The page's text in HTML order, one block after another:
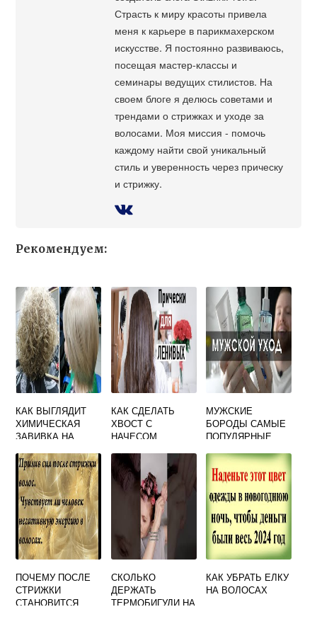
Страсть к миру красоты привела
меня к карьере в парикмахерском
искусстве. Я постоянно развиваюсь,
посещая мастер-классы и
семинары ведущих стилистов. На
своем блоге я делюсь советами и
трендами о стрижках и уходе за
волосами. Моя миссия - помочь
каждому найти свой уникальный
стиль и уверенность через прическу
и стрижку.
Рекомендуем:
КАК ВЫГЛЯДИТ
ХИМИЧЕСКАЯ
ЗАВИВКА НА
ВОЛОСЫ
КАК СДЕЛАТЬ
ХВОСТ С
НАЧЕСОМ
ЧЕЛКИ
МУЖСКИЕ
БОРОДЫ САМЫЕ
ПОПУЛЯРНЫЕ
ПО УХОДУ
ПОЧЕМУ ПОСЛЕ
СТРИЖКИ
СТАНОВИТСЯ
СКОЛЬКО
ДЕРЖАТЬ
ТЕРМОБИГУДИ НА
КАК УБРАТЬ ЕЛКУ
НА ВОЛОСАХ